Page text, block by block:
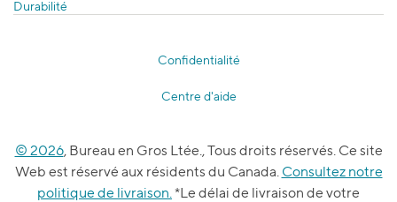
Durabilité
Confidentialité
Centre d'aide
© 2026, Bureau en Gros Ltée., Tous droits réservés. Ce site
Web est réservé aux résidents du Canada. Consultez notre
politique de livraison.*Le délai de livraison de votre